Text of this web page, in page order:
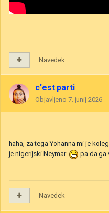
Navedek
c'est parti
Objavljeno 7. junij 2026
haha, za tega Yohanna mi je
je nigerijski Neymar.
pa da ga
Navedek